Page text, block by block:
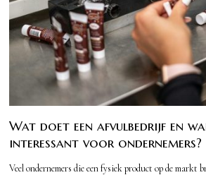
Wat doet een afvulbedrijf en
interessant voor ondernemers?
Veel ondernemers die een fysiek product op de markt